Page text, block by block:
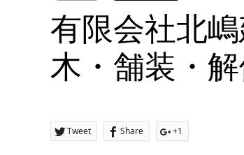
有限会社北
木・舗装・
Tweet Share +1